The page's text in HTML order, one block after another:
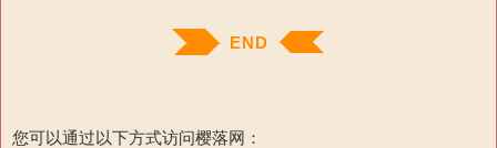
END
您可以通过以下方式访问樱落网：